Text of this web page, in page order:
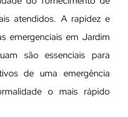
atendidos. A rapidez e
emergenciais em Jardim
são essenciais para
de uma emergência
o mais rápido